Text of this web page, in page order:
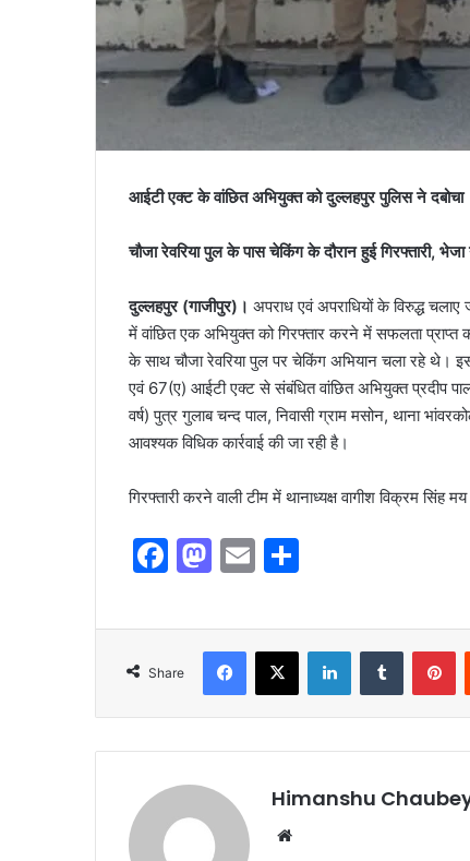
आईटी एक्ट के वांछित अभियुक्त को दुल्लहपुर पुलिस ने दबोचा
चौजा रेवरिया पुल के पास चेकिंग के दौरान हुई गिरफ्तारी, भेजा
दुल्लहपुर (गाजीपुर)। अपराध एवं अपराधियों के विरुद्ध
में वांछित एक अभियुक्त को गिरफ्तार करने में सफलता प्राप्त
के साथ चौजा रेवरिया पुल पर चेकिंग अभियान चला रहे थे।
एवं 67(ए) आईटी एक्ट से संबंधित वांछित अभियुक्त प्रदीप
वर्ष) पुत्र गुलाब चन्द पाल, निवासी ग्राम मसोन, थाना
आवश्यक विधिक कार्रवाई की जा रही है।
गिरफ्तारी करने वाली टीम में थानाध्यक्ष वागीश विक्रम सिंह
F
c
e
o
o
k
M
st
o
d
o
n
E
ai
l
ar
e
Share
Himanshu